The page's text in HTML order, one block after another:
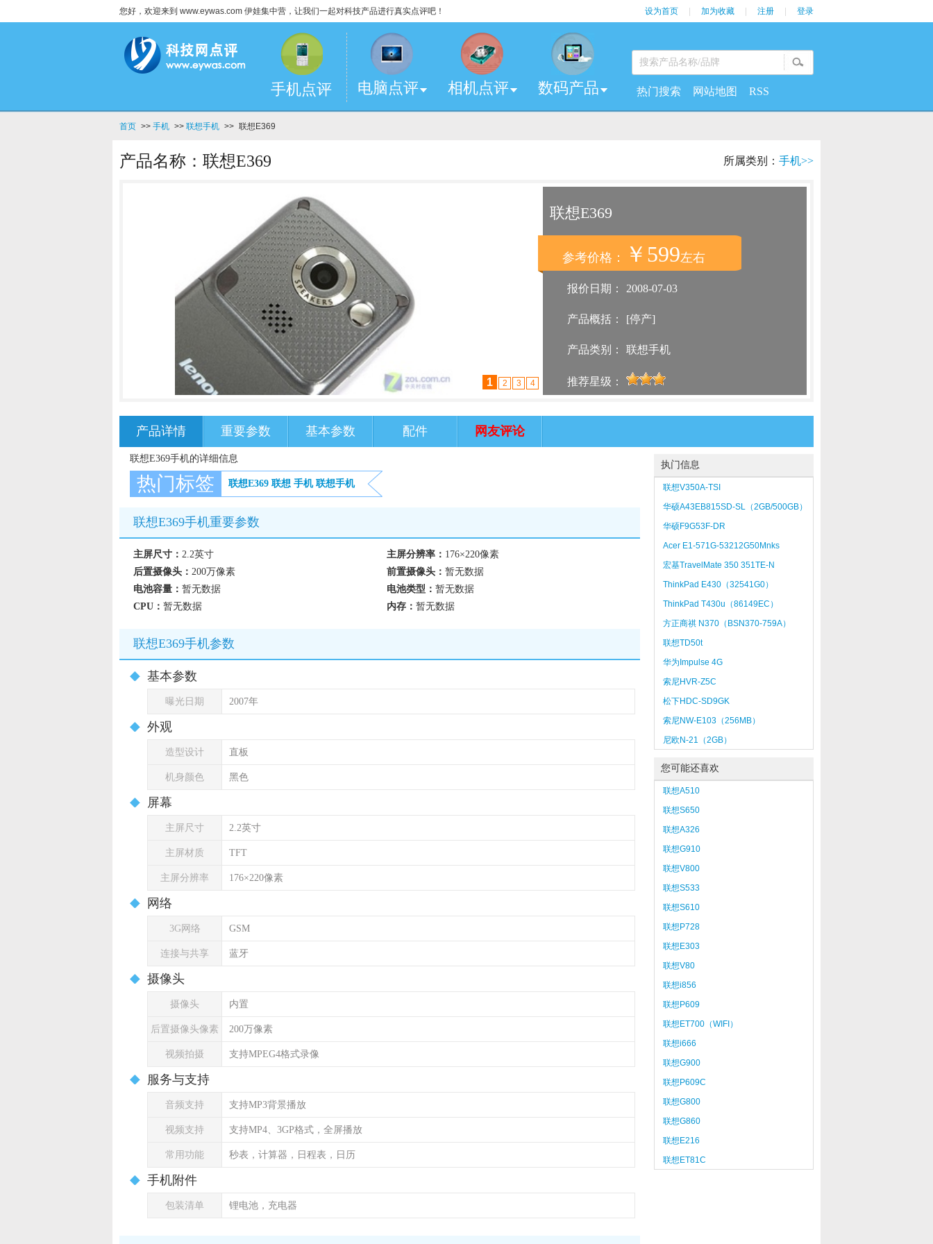
您好，欢迎来到 www.eywas.com 伊娃集中营，让我们一起对科技产品进行真实点评吧！ 设为首页 加为收藏 注册 登录
手机点评 电脑点评 相机点评 数码产品 热门搜索 网站地图 RSS
首页 >> 手机 >> 联想手机 >> 联想E369
产品名称：联想E369 所属类别： 手机>>
1 2 3 4
联想E369
参考价格： ￥599左右
报价日期： 2008-07-03
产品概括： [停产]
产品类别： 联想手机
推荐星级：
产品详情 重要参数 基本参数 配件 网友评论
联想E369手机的详细信息
热门标签 联想E369 联想 手机 联想手机
联想E369手机重要参数
主屏尺寸： 2.2英寸 主屏分辨率： 176×220像素
后置摄像头： 200万像素 前置摄像头： 暂无数据
电池容量： 暂无数据 电池类型： 暂无数据
CPU： 暂无数据 内存： 暂无数据
联想E369手机参数
基本参数
曝光日期 2007年
外观
造型设计 直板
机身颜色 黑色
屏幕
主屏尺寸 2.2英寸
主屏材质 TFT
主屏分辨率 176×220像素
网络
3G网络 GSM
连接与共享 蓝牙
摄像头
摄像头 内置
后置摄像头像素 200万像素
视频拍摄 支持MPEG4格式录像
服务与支持
音频支持 支持MP3背景播放
视频支持 支持MP4、3GP格式，全屏播放
常用功能 秒表，计算器，日程表，日历
手机附件
包装清单 锂电池，充电器
执门信息
联想V350A-TSI
华硕A43EB815SD-SL（2GB/500GB）
华硕F9G53F-DR
Acer E1-571G-53212G50Mnks
宏基TravelMate 350 351TE-N
ThinkPad E430（32541G0）
ThinkPad T430u（86149EC）
方正商祺 N370（BSN370-759A）
联想TD50t
华为Impulse 4G
索尼HVR-Z5C
松下HDC-SD9GK
索尼NW-E103（256MB）
尼欧N-21（2GB）
您可能还喜欢
联想A510
联想S650
联想A326
联想G910
联想V800
联想S533
联想S610
联想P728
联想E303
联想V80
联想i856
联想P609
联想ET700（WIFI）
联想i666
联想G900
联想P609C
联想G800
联想G860
联想E216
联想ET81C